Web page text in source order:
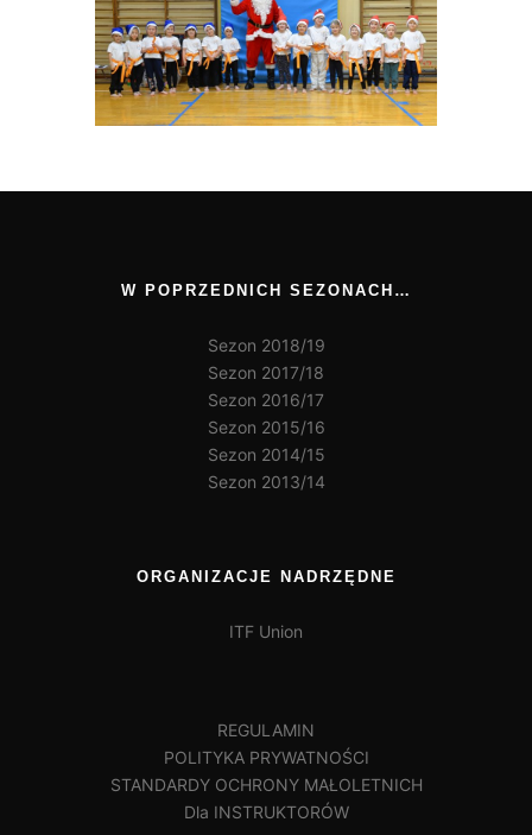
W POPRZEDNICH SEZONACH…
Sezon 2018/19
Sezon 2017/18
Sezon 2016/17
Sezon 2015/16
Sezon 2014/15
Sezon 2013/14
ORGANIZACJE NADRZĘDNE
ITF Union
REGULAMIN
POLITYKA PRYWATNOŚCI
STANDARDY OCHRONY MAŁOLETNICH
Dla INSTRUKTORÓW